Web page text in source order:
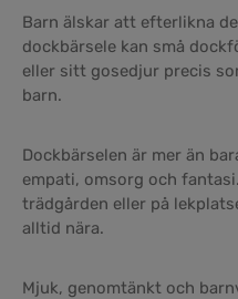
Barn älskar att efterlikna
dockbärsele kan små
eller sitt gosedjur precis
barn.
Dockbärselen är mer än
empati, omsorg och
trädgården eller på
alltid nära.
Mjuk, genomtänkt och